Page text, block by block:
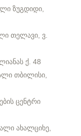
ზუგდიდი,
თელავი, ვ.
ქ. 48
თბილისი,
ცენტრი
ახალციხე,